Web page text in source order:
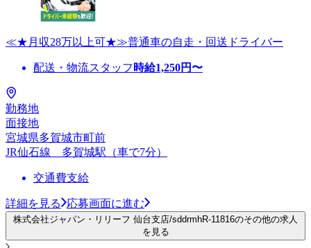
≪★月収28万以上可★≫普通車の自走・回送ドライバー
配送・物流スタッフ 時給1,250円〜
勤務地
面接地
宮城県多賀城市町前
JR仙石線 多賀城駅（車で7分）
交通費支給
詳細を見る 応募画面に進む
株式会社ジャパン・リリーフ 仙台支店/sddrmhR-11816のその他の求人
を見る